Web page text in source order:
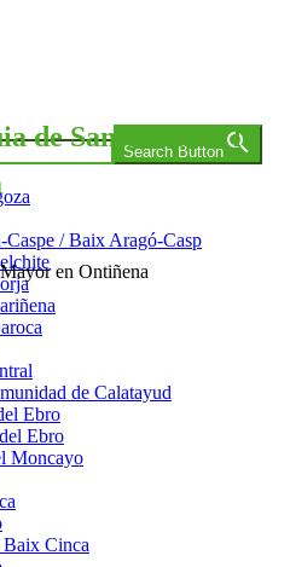
Search Button
/ Baix Aragó-Casp
de Calatayud
Ebro
Ebro
Moncayo
Cinca
de Santa María la